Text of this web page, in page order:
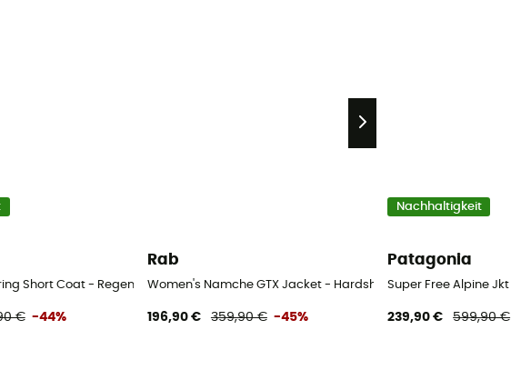
Short Coat - Regenjacke - Damen
€ -44%
Rab
Women's Namche GTX Jacket - Hardshelljacke - Damen
196,90 € 359,90 € -45%
Nachhaltigkeit
Patagonia
Super Free Alpine
239,90 € 599,90 €